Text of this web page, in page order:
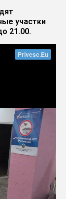
участки
21.00.